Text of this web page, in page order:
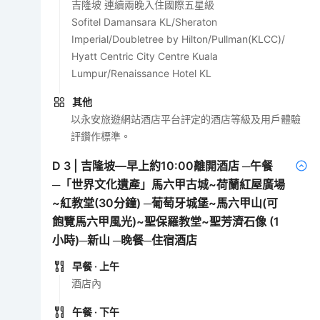
吉隆坡 連續兩晚入住國際五星級
Sofitel Damansara KL/Sheraton
Imperial/Doubletree by Hilton/Pullman(KLCC)/
Hyatt Centric City Centre Kuala
Lumpur/Renaissance Hotel KL
其他
以永安旅遊網站酒店平台評定的酒店等級及用戶體驗
評鑽作標準。
D 3
吉隆坡—早上約10:00離開酒店 ─午餐
─「世界文化遺產」馬六甲古城~荷蘭紅屋廣場
~紅教堂(30分鐘) ─葡萄牙城堡~馬六甲山(可
飽覽馬六甲風光)~聖保羅教堂~聖芳濟石像 (1
小時)─新山 ─晚餐─住宿酒店
早餐 · 上午
酒店內
午餐 · 下午